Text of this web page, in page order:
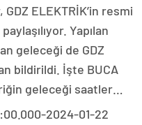
ELEKTRİK’in resmi
Yapılan
geleceği de GDZ
bildirildi. İşte BUCA
geleceği saatler…
2024-01-22